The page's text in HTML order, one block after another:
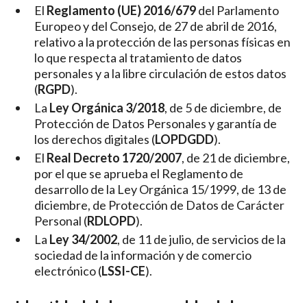
El Reglamento (UE) 2016/679del Parlamento
Europeo y del Consejo, de 27 de abril de 2016,
relativo a la protección de las personas físicas en
lo que respecta al tratamiento de datos
personales y a la libre circulación de estos datos
(RGPD).
La Ley Orgánica 3/2018, de 5 de diciembre, de
Protección de Datos Personales y garantía de
los derechos digitales (LOPDGDD).
El Real Decreto 1720/2007, de 21 de diciembre,
por el que se aprueba el Reglamento de
desarrollo de la Ley Orgánica 15/1999, de 13 de
diciembre, de Protección de Datos de Carácter
Personal (RDLOPD).
La Ley 34/2002, de 11 de julio, de servicios de la
sociedad de la información y de comercio
electrónico (LSSI-CE).